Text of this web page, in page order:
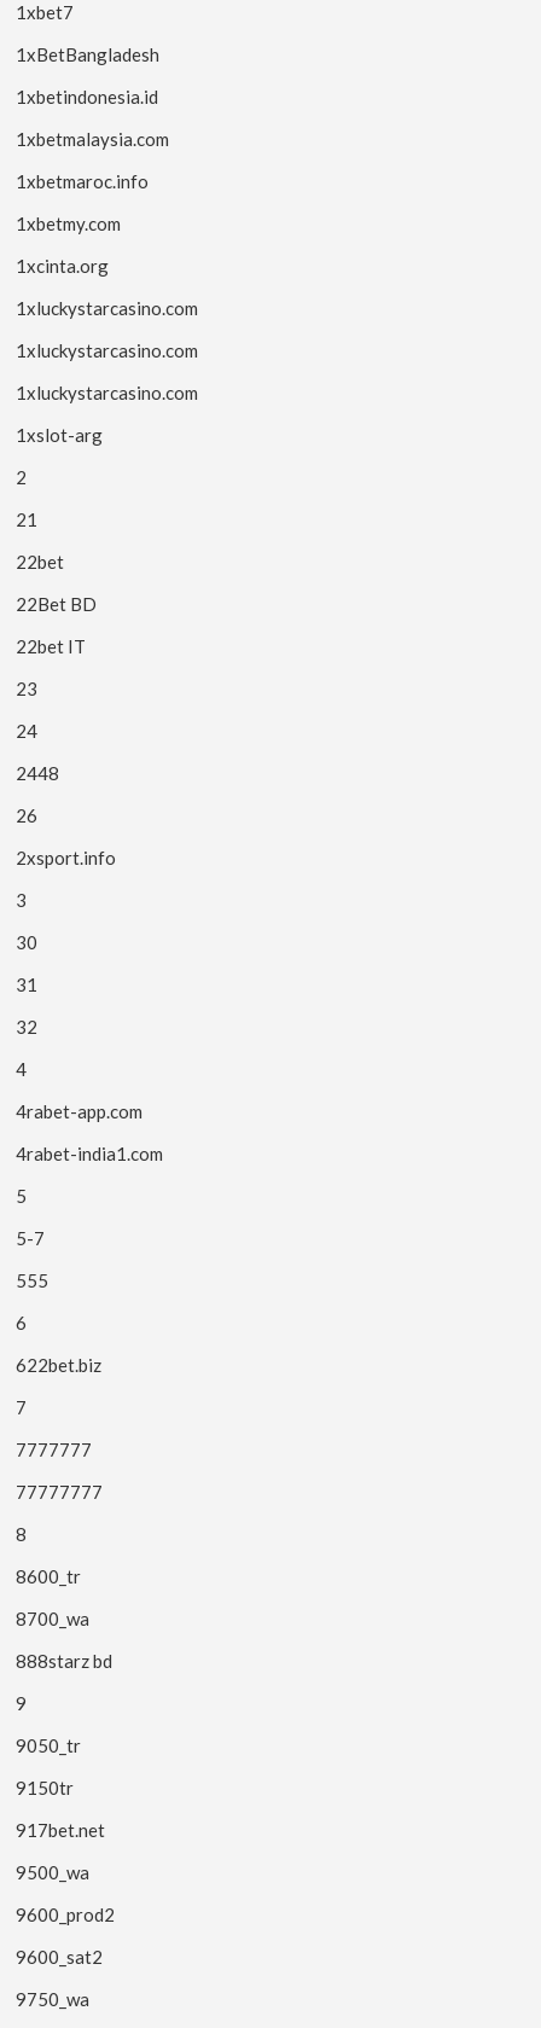
1xbet7
1xBetBangladesh
1xbetindonesia.id
1xbetmalaysia.com
1xbetmaroc.info
1xbetmy.com
1xcinta.org
1xluckystarcasino.com
1xluckystarcasino.com
1xluckystarcasino.com
1xslot-arg
2
21
22bet
22Bet BD
22bet IT
23
24
2448
26
2xsport.info
3
30
31
32
4
4rabet-app.com
4rabet-india1.com
5
5-7
555
6
622bet.biz
7
7777777
77777777
8
8600_tr
8700_wa
888starz bd
9
9050_tr
9150tr
917bet.net
9500_wa
9600_prod2
9600_sat2
9750_wa